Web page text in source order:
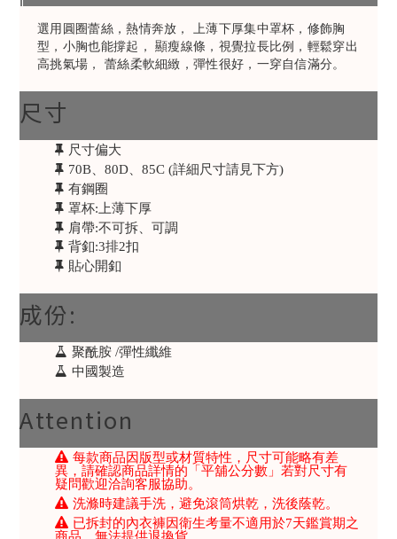
選用圓圈蕾絲，熱情奔放， 上薄下厚集中罩杯，修飾胸
型，小胸也能撐起， 顯瘦線條，視覺拉長比例，輕鬆穿出
高挑氣場， 蕾絲柔軟細緻，彈性很好，一穿自信滿分。
尺寸
尺寸偏大
70B、80D、85C (詳細尺寸請見下方)
有鋼圈
罩杯:上薄下厚
肩帶:不可拆、可調
背釦:3排2扣
貼心開釦
成份:
聚酰胺 /彈性纖維
中國製造
Attention
每款商品因版型或材質特性，尺寸可能略有差
異，請確認商品詳情的「平舖公分數」若對尺寸有
疑問歡迎洽詢客服協助。
洗滌時建議手洗，避免滾筒烘乾，洗後蔭乾。
已拆封的內衣褲因衛生考量不適用於7天鑑賞期之
商品，無法提供退換貨。